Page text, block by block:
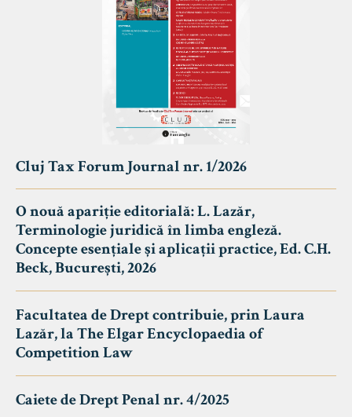
Cluj Tax Forum Journal nr. 1/2026
O nouă apariție editorială: L. Lazăr,
Terminologie juridică în limba engleză.
Concepte esențiale și aplicații practice, Ed. C.H.
Beck, București, 2026
Facultatea de Drept contribuie, prin Laura
Lazăr, la The Elgar Encyclopaedia of
Competition Law
Caiete de Drept Penal nr. 4/2025